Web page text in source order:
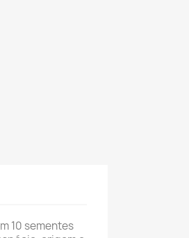
10 sementes